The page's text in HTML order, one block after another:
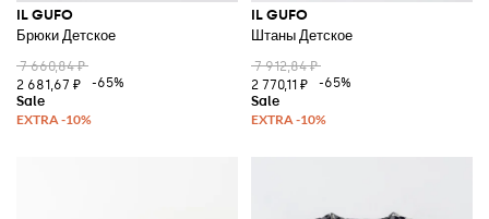
IL GUFO
Брюки Детское
7 660,84 ₽
2 681,67 ₽
-65%
IL GUFO
Штаны Детское
7 912,84 ₽
2 770,11 ₽
-65%